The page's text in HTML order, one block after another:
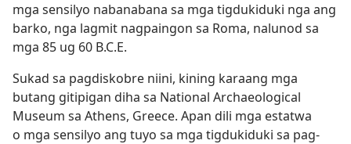
mga sensilyo nabanabana sa mga tigdukiduki nga ang
barko, nga lagmit nagpaingon sa Roma, nalunod sa
mga 85 ug 60 B.C.E.
Sukad sa pagdiskobre niini, kining karaang mga
butang gitipigan diha sa National Archaeological
Museum sa Athens, Greece. Apan dili mga estatwa
o mga sensilyo ang tuyo sa mga tigdukiduki sa pag-